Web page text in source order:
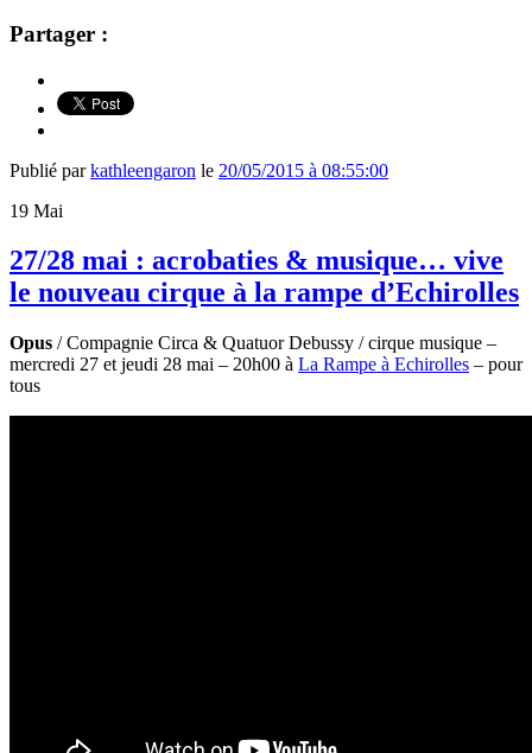
Partager :
Publié parkathleengaron le 20/05/2015 à 08:55:00
19 Mai
27/28 mai : acrobaties & musique… vive
le nouveau cirque à la rampe d’Echirolles
Opus / Compagnie Circa & Quatuor Debussy / cirque musique –
mercredi 27 et jeudi 28 mai – 20h00 à La Rampe à Echirolles – pour
tous